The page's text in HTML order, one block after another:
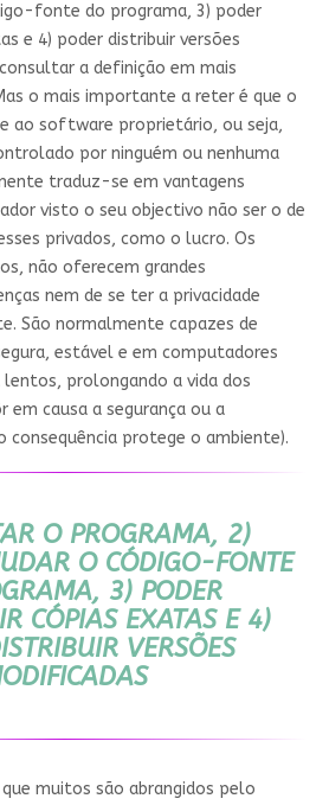
fonte do programa, 3) poder
e 4) poder distribuir versões
a definição em mais
o mais importante a reter é que o
ao software proprietário, ou seja,
por ninguém ou nenhuma
traduz-se em vantagens
visto o seu objectivo não ser o de
privados, como o lucro. Os
não oferecem grandes
nem de se ter a privacidade
São normalmente capazes de
estável e em computadores
prolongando a vida dos
causa a segurança ou a
consequência protege o ambiente).
O PROGRAMA, 2)
O CÓDIGO-FONTE
3) PODER
CÓPIAS EXATAS E 4)
VERSÕES
muitos são abrangidos pelo